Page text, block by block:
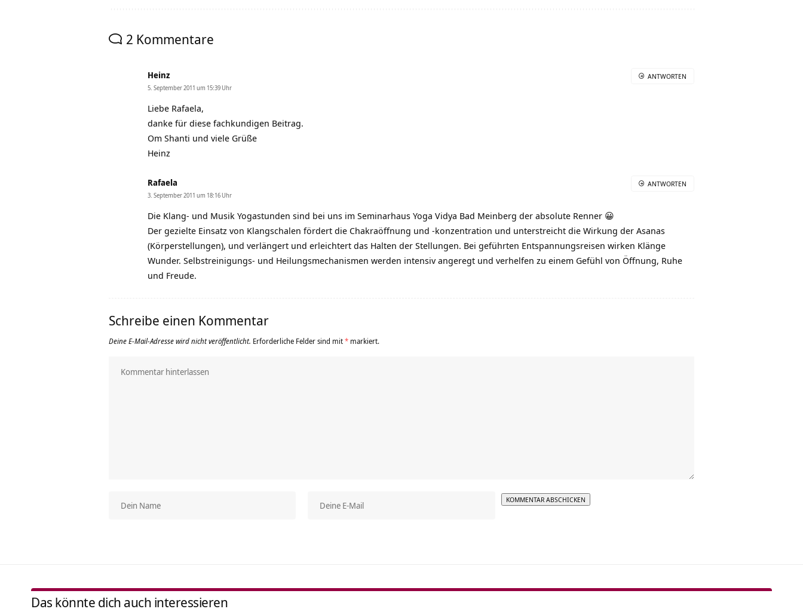
2 Kommentare
Heinz
5. September 2011 um 15:39 Uhr
Liebe Rafaela,
danke für diese fachkundigen Beitrag.
Om Shanti und viele Grüße
Heinz
ANTWORTEN
Rafaela
3. September 2011 um 18:16 Uhr
Die Klang- und Musik Yogastunden sind bei uns im Seminarhaus Yoga Vidya Bad Meinberg der absolute Renner 😀
Der gezielte Einsatz von Klangschalen fördert die Chakraöffnung und -konzentration und unterstreicht die Wirkung der Asanas
(Körperstellungen), und verlängert und erleichtert das Halten der Stellungen. Bei geführten Entspannungsreisen wirken Klänge
Wunder. Selbstreinigungs- und Heilungsmechanismen werden intensiv angeregt und verhelfen zu einem Gefühl von Öffnung, Ruhe
und Freude.
ANTWORTEN
Schreibe einen Kommentar
Deine E-Mail-Adresse wird nicht veröffentlicht. Erforderliche Felder sind mit* markiert.
Das könnte dich auch interessieren